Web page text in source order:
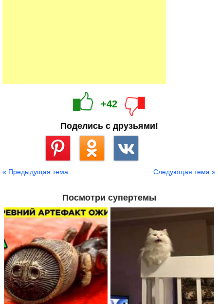
+42
Поделись с друзьями!
« Предыдущая тема Следующая тема »
Посмотри супертемы